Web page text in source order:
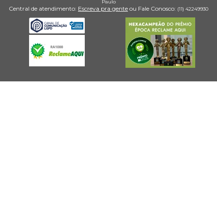
Paulo
Central de atendimento: Escreva pra gente ou Fale Conosco: (11) 4224­9930